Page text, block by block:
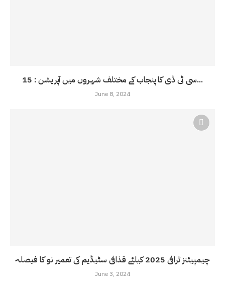
سی ٹی ڈی کا پنجاب کے مختلف شہروں میں آپریشن : 15...
June 8, 2024
چیمپیئنز ٹرافی 2025 کیلئے قذافی سٹیڈیم کی تعمیر نو کا فیصلہ
June 3, 2024